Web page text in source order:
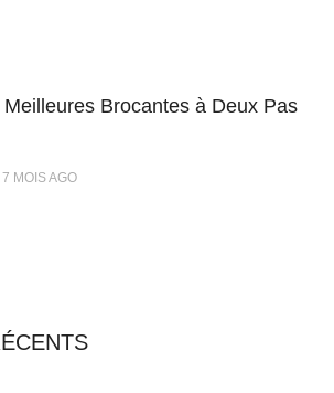
Brocantes à Deux Pas
7 MOISAGO